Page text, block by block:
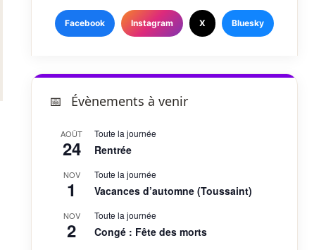
Facebook Instagram X Bluesky
Évènements à venir
AOÛT
24
Toute la journée
Rentrée
NOV
1
Toute la journée
Vacances d’automne (Toussaint)
NOV
2
Toute la journée
Congé : Fête des morts